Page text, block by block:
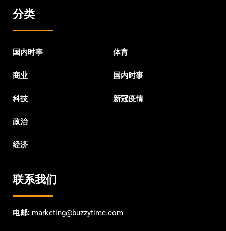
分类
国内时事
商业
科技
政治
经济
体育
国内时事
新冠疫情
联系我们
电邮: marketing@buzzytime.com